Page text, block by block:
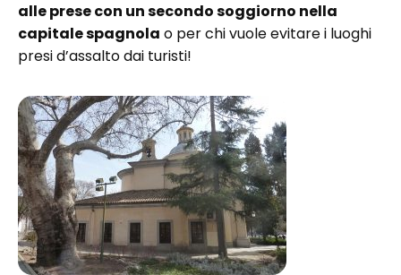
alle prese con un secondo soggiorno nella
capitale spagnola o per chi vuole evitare i luoghi
presi d’assalto dai turisti!